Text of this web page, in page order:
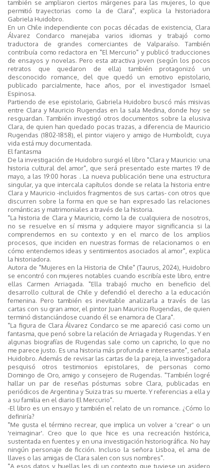
también se ampliaron ciertos márgenes para las mujeres, lo que
permitió trayectorias como la de Clara", explica la historiadora
Gabriela Huidobro.
En un Chile independiente con pocas décadas de existencia, Clara
Álvarez Condarco manejaba varios idiomas y trabajó como
traductora de grandes comerciantes de Valparaíso. También
contribuía como redactora en "El Mercurio" y publicó traducciones
de ensayos y novelas. Pero esta atractiva joven (según los pocos
retratos que quedaron de ella) también protagonizó un
desconocido romance, del que quedó un emotivo epistolario,
publicado parcialmente, hace años, por el investigador Ismael
Espinosa.
Partiendo de ese epistolario, Gabriela Huidobro buscó más misivas
entre Clara y Mauricio Rugendas en la sala Medina, donde hoy se
resguardan. También investigó otros documentos sobre la elusiva
Clara, de quien han quedado pocas trazas, a diferencia de Mauricio
Rugendas (1802-1858), el pintor viajero y amigo de Humboldt, cuya
vida está muy documentada.
El fantasma
De la investigación de Huidobro surgió el libro "Clara y Mauricio: una
historia cultural del amor", que será presentado este martes 19 de
mayo, a las 19:00 horas . La nueva publicación tiene una estructura
singular, ya que intercala capítulos donde se relata la historia entre
Clara y Mauricio -incluidos fragmentos de sus cartas- con otros que
discurren sobre la forma en que se han expresado las relaciones
románticas y matrimoniales a través de la historia.
"La historia de Clara y Mauricio, como la de cualquiera de nosotros,
no se resuelve en sí misma y adquiere mayor significancia si la
comprendemos en su contexto y en el marco de los amplios
procesos, que inciden en nuestras formas de relacionamos o en
cómo entendemos ideas y sentimientos asociados al amor", explica
la historiadora.
Autora de "Mujeres en la Historia de Chile" (Taurus, 2024), Huidobro
se encontró con mujeres notables cuando escribía este libro, entre
ellas Carmen Arriagada. "Ella trabajó mucho en beneficio del
desarrollo cultural de Chile y defendió el derecho a la educación
femenina. Pero también es inevitable analizarla a través de las
cartas con su gran amor, el pintor Juan Mauricio Rugendas, de quien
terminó distanciándose cuando él se enamora de Clara".
"La figura de Clara Álvarez Condarco se me apareció casi como un
fantasma, que penó sobre la relación de Arriagada y Rugendas. Y en
algunas biografías de Rugendas sale como un capricho, lo que no
me parece justo. Es una historia más profunda e interesante", señala
Huidobro. Además de revisar las cartas de la pareja, la investigadora
pesquisó otros testimonios epistolares, de personas como
Domingo de Oro, amigo y consejero de Rugendas. "También logré
hallar un par de reseñas póstumas sobre Clara, publicadas en
periódicos de Argentina y Suiza tras su muerte. Y referencias a ella y
a su familia en el diario El Mercurio".
-El libro es un ensayo y también el relato de un romance. ¿Cómo lo
definiría?
"Me gusta el término recrear, que implica un volver a 'crear' o un
'reimaginar'. Creo que lo que hice es una recreación histórica,
sustentada en fuentes y en una investigación historiográfica. No hay
ningún personaje de ficción. Incluso la señora Lisboa, el ama de
llaves o las amigas de Clara salen con sus nombres".
"A esos datos y huellas les di un contexto que tuviese un asidero